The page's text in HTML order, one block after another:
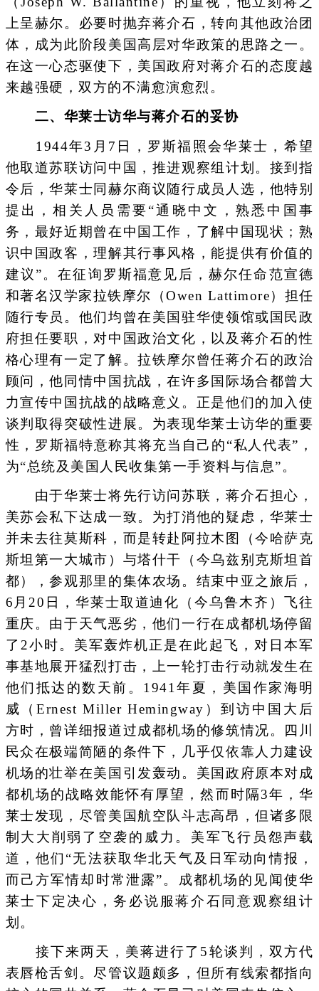
上呈赫尔。必要时抛弃蒋介石，转向其他政治团
体，成为此阶段美国高层对华政策的思路之一。
在这一心态驱使下，美国政府对蒋介石的态度越
来越强硬，双方的不满愈演愈烈。
二、华莱士访华与蒋介石的妥协
1944年3月7日，罗斯福照会华莱士，希望
他取道苏联访问中国，推进观察组计划。接到指
令后，华莱士同赫尔商议随行成员人选，他特别
提出，相关人员需要“通晓中文，熟悉中国事
务，最好近期曾在中国工作，了解中国现状；熟
识中国政客，理解其行事风格，能提供有价值的
建议”。在征询罗斯福意见后，赫尔任命范宣德
和著名汉学家拉铁摩尔（Owen Lattimore）担任
随行专员。他们均曾在美国驻华使领馆或国民政
府担任要职，对中国政治文化，以及蒋介石的性
格心理有一定了解。拉铁摩尔曾任蒋介石的政治
顾问，他同情中国抗战，在许多国际场合都曾大
力宣传中国抗战的战略意义。正是他们的加入使
谈判取得突破性进展。为表现华莱士访华的重要
性，罗斯福特意称其将充当自己的“私人代表”，
为“总统及美国人民收集第一手资料与信息”。
由于华莱士将先行访问苏联，蒋介石担心，
美苏会私下达成一致。为打消他的疑虑，华莱士
并未去往莫斯科，而是转赴阿拉木图（今哈萨克
斯坦第一大城市）与塔什干（今乌兹别克斯坦首
都），参观那里的集体农场。结束中亚之旅后，
6月20日，华莱士取道迪化（今乌鲁木齐）飞往
重庆。由于天气恶劣，他们一行在成都机场停留
了2小时。美军轰炸机正是在此起飞，对日本军
事基地展开猛烈打击，上一轮打击行动就发生在
他们抵达的数天前。1941年夏，美国作家海明
威（Ernest Miller Hemingway）到访中国大后
方时，曾详细报道过成都机场的修筑情况。四川
民众在极端简陋的条件下，几乎仅依靠人力建设
机场的壮举在美国引发轰动。美国政府原本对成
都机场的战略效能怀有厚望，然而时隔3年，华
莱士发现，尽管美国航空队斗志高昂，但诸多限
制大大削弱了空袭的威力。美军飞行员怨声载
道，他们“无法获取华北天气及日军动向情报，
而己方军情却时常泄露”。成都机场的见闻使华
莱士下定决心，务必说服蒋介石同意观察组计
划。
接下来两天，美蒋进行了5轮谈判，双方代
表唇枪舌剑。尽管议题颇多，但所有线索都指向